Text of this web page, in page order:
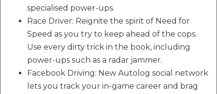
specialised power-ups.
Race Driver: Reignite the spirit of Need for
Speed as you try to keep ahead of the cops.
Use every dirty trick in the book, including
power-ups such as a radar jammer.
Facebook Driving: New Autolog social network
lets you track your in-game career and brag